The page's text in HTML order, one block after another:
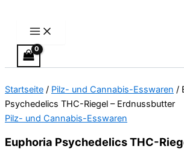
springen
Startseite / Pilz- und Cannabis-Esswaren /
Psychedelics THC-Riegel – Erdnussbutter
Pilz- und Cannabis-Esswaren
Euphoria Psychedelics THC-
Erdnussbutter